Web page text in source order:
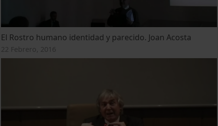
El Rostro humano identidad y parecido. Joan Acosta
22 Febrero, 2016